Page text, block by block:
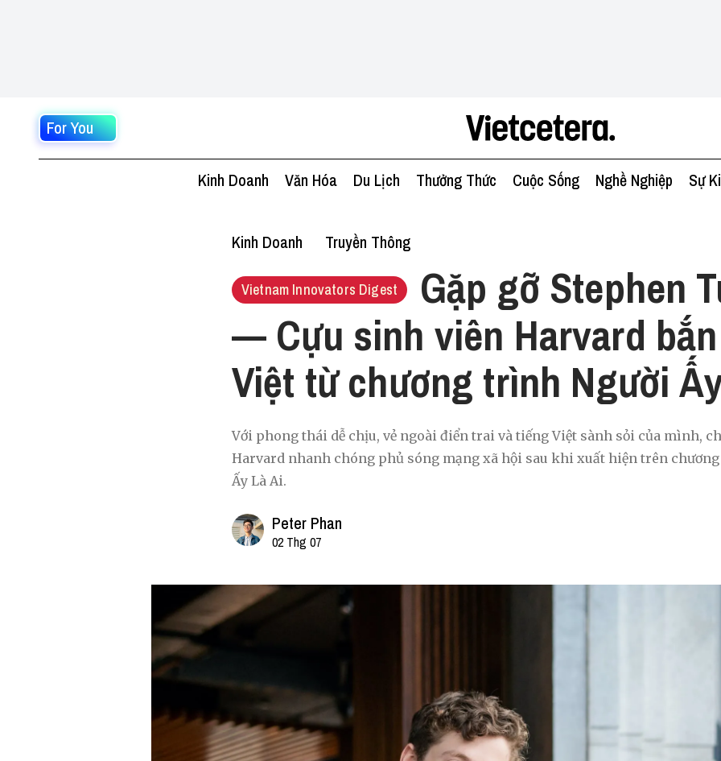
For You
Kinh Doanh Văn Hóa Du Lịch Thưởng Thức Cuộc Sống Nghề Nghiệp Sự
Kinh Doanh Truyền Thông
Vietnam Innovators Digest
Gặp gỡ Stephen
— Cựu sinh viên Harvard
Việt từ chương trình Người
Với phong thái dễ chịu, vẻ ngoài điển trai và tiếng Việt sành sỏi của mình,
Harvard nhanh chóng phủ sóng mạng xã hội sau khi xuất hiện trên
Ấy Là Ai.
Peter Phan
02 Thg 07